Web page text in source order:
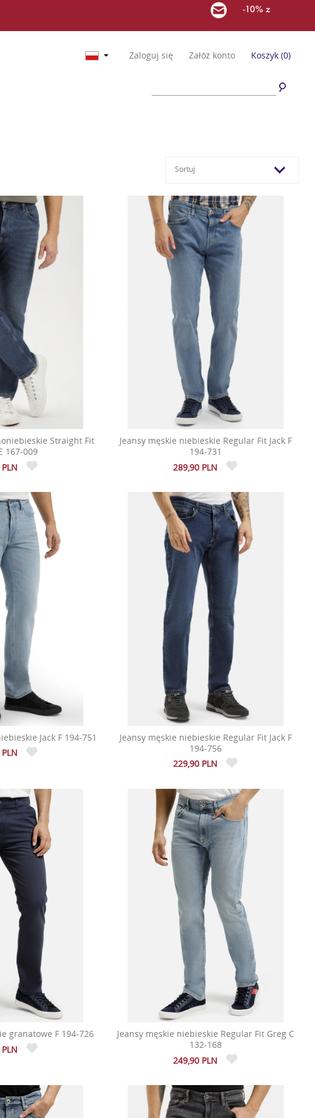
-10% z
Zaloguj się Załóż konto Koszyk (0)
Sortuj
Straight Fit
167-009
Jeansy męskie niebieskie Regular Fit Jack F
194-731
289,90 PLN
Jack F 194-751
Jeansy męskie niebieskie Regular Fit Jack F
194-756
229,90 PLN
granatowe F 194-726
Jeansy męskie niebieskie Regular Fit Greg C
132-168
249,90 PLN